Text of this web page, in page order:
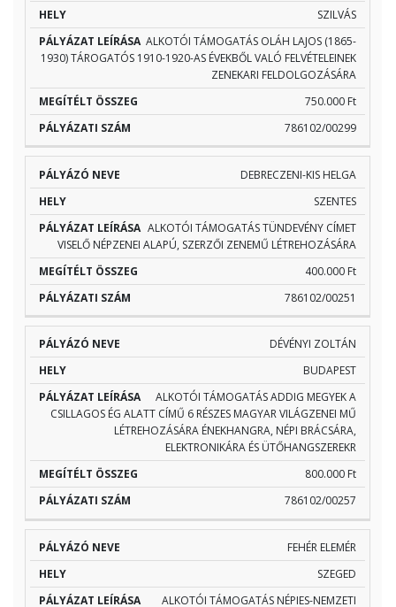
SZILVÁS
ALKOTÓI TÁMOGATÁS OLÁH LAJOS (1865-
1930) TÁROGATÓS 1910-1920-AS ÉVEKBŐL VALÓ FELVÉTELEINEK
ZENEKARI FELDOLGOZÁSÁRA
750.000 Ft
786102/00299
DEBRECZENI-KIS HELGA
SZENTES
ALKOTÓI TÁMOGATÁS TÜNDEVÉNY CÍMET
VISELŐ NÉPZENEI ALAPÚ, SZERZŐI ZENEMŰ LÉTREHOZÁSÁRA
400.000 Ft
786102/00251
DÉVÉNYI ZOLTÁN
BUDAPEST
ALKOTÓI TÁMOGATÁS ADDIG MEGYEK A
CSILLAGOS ÉG ALATT CÍMŰ 6 RÉSZES MAGYAR VILÁGZENEI MŰ
LÉTREHOZÁSÁRA ÉNEKHANGRA, NÉPI BRÁCSÁRA,
ELEKTRONIKÁRA ÉS ÜTŐHANGSZEREKR
800.000 Ft
786102/00257
FEHÉR ELEMÉR
SZEGED
ALKOTÓI TÁMOGATÁS NÉPIES-NEMZETI